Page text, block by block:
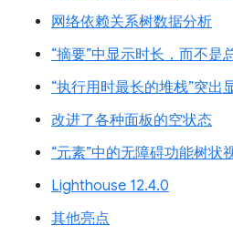
网络依赖关系树数据分析
“摘要”中显示时长，而不是
“执行用时最长的堆栈”突出
改进了各种面板的空状态
“元素”中的无障碍功能树状
Lighthouse 12.4.0
其他亮点